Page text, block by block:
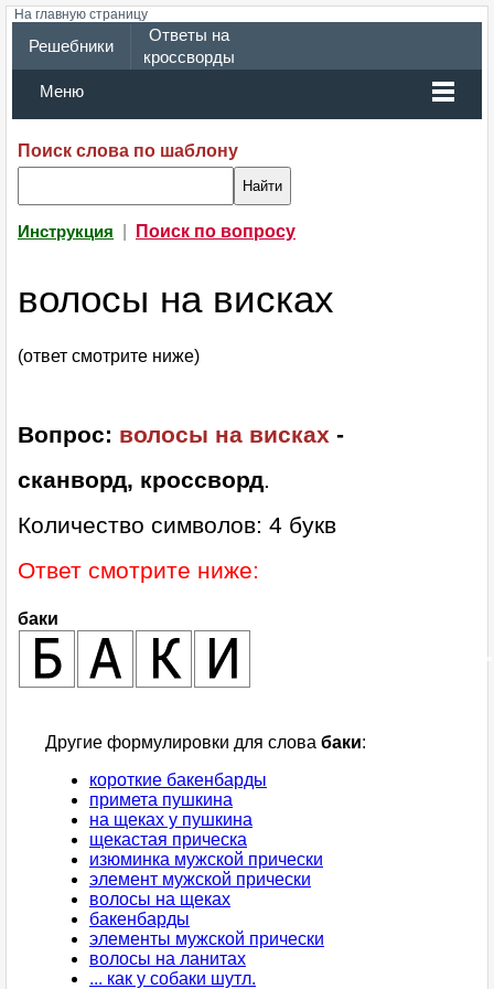
На главную страницу
Решебники
Ответы на
кроссворды
Меню
Поиск слова по шаблону
Инструкция Поиск по вопросу
волосы на висках
(ответ смотрите ниже)
Вопрос: волосы на висках -
сканворд, кроссворд.
Количество символов: 4 букв
Ответ смотрите ниже:
баки
Другие формулировки для слова баки:
короткие бакенбарды
примета пушкина
на щеках у пушкина
щекастая прическа
изюминка мужской прически
элемент мужской прически
волосы на щеках
бакенбарды
элементы мужской прически
волосы на ланитах
... как у собаки шутл.